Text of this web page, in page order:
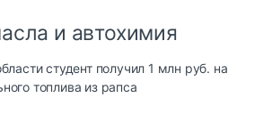
и автохимия
студент получил 1 млн руб. на
топлива из рапса